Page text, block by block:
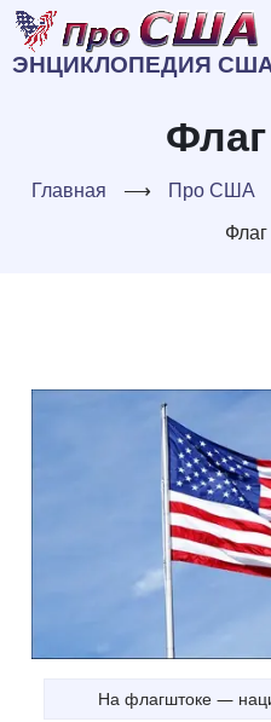
Перейти
основному
ЭНЦИКЛОПЕДИЯ
Главная ⟶ Про США
На флагштоке —